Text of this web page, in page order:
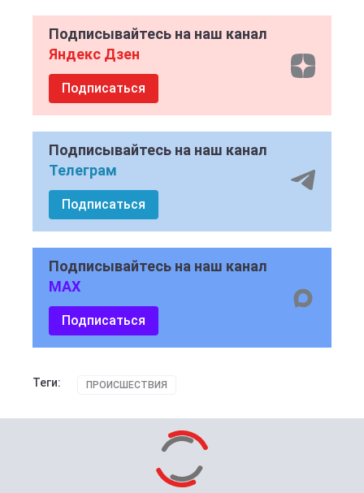
Подписывайтесь на наш канал
Яндекс Дзен
Подписаться
Подписывайтесь на наш канал
Телеграм
Подписаться
Подписывайтесь на наш канал
MAX
Подписаться
Теги: ПРОИСШЕСТВИЯ